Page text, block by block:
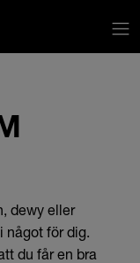
dewy eller
något för dig.
du får en bra